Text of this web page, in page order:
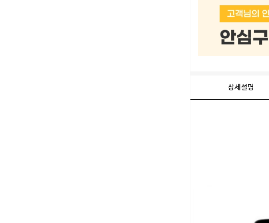
상세설명